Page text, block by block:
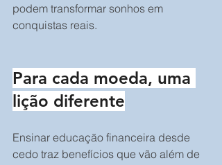
podem transformar sonhos em
conquistas reais.
Para cada moeda, uma
lição diferente
Ensinar educação financeira desde
cedo traz benefícios que vão além de